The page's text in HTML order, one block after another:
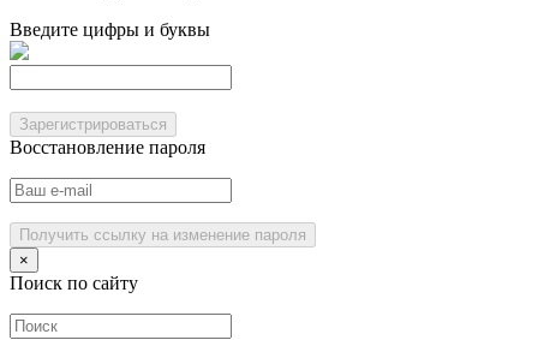
Введите цифры и буквы
Зарегистрироваться
Восстановление пароля
Получить ссылку на изменение пароля
×
Поиск по сайту